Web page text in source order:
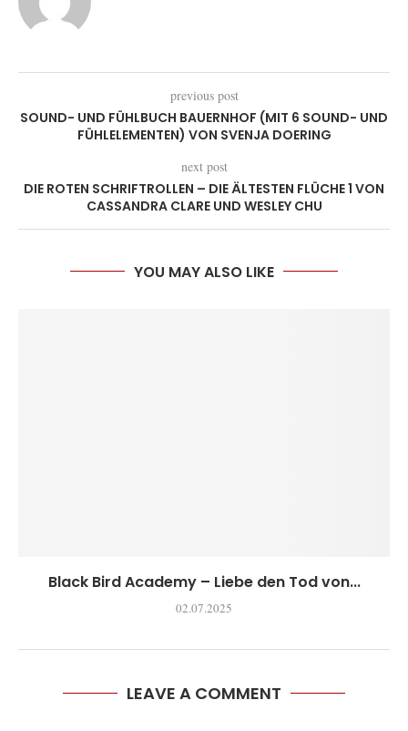
previous post
SOUND- UND FÜHLBUCH BAUERNHOF (MIT 6 SOUND- UND
FÜHLELEMENTEN) VON SVENJA DOERING
next post
DIE ROTEN SCHRIFTROLLEN – DIE ÄLTESTEN FLÜCHE 1 VON
CASSANDRA CLARE UND WESLEY CHU
YOU MAY ALSO LIKE
Black Bird Academy – Liebe den Tod von...
02.07.2025
LEAVE A COMMENT